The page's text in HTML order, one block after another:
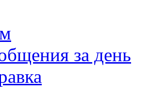
за день